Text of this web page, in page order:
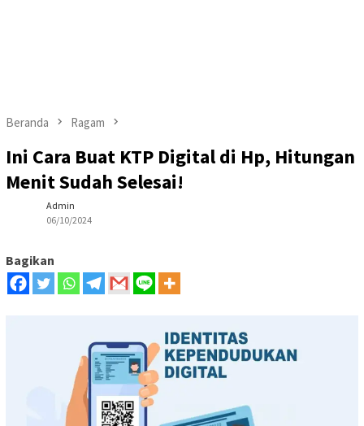
Beranda Ragam
Ini Cara Buat KTP Digital di Hp, Hitungan
Menit Sudah Selesai!
Admin
06/10/2024
Bagikan